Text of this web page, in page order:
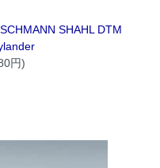
SHAHL DTM
円)